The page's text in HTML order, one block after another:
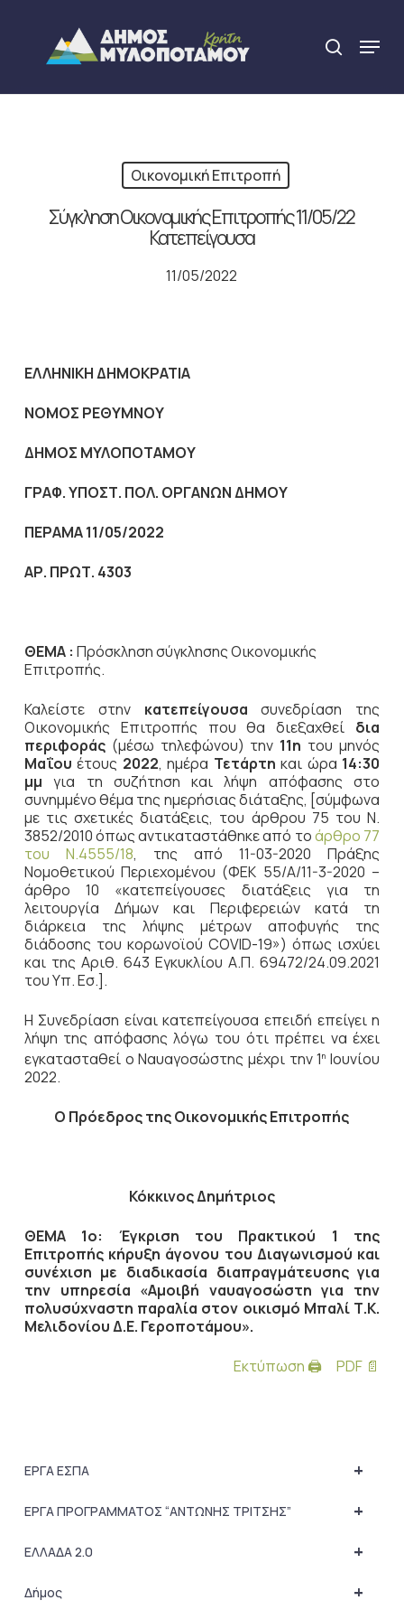
content
search
Menu
Οικονομική Επιτροπή
Σύγκληση Οικονομικής Επιτροπής 11/05/22
Κατεπείγουσα
11/05/2022
ΕΛΛΗΝΙΚΗ ΔΗΜΟΚΡΑΤΙΑ
NOMOΣ ΡΕΘΥΜΝΟΥ
ΔΗΜΟΣ ΜΥΛΟΠΟΤΑΜΟΥ
ΓΡΑΦ. ΥΠΟΣΤ. ΠΟΛ. ΟΡΓΑΝΩΝ ΔΗΜΟΥ
ΠΕΡΑΜΑ 11/05/2022
ΑΡ. ΠΡΩΤ. 4303
ΘΕΜΑ : Πρόσκληση σύγκλησης Οικονομικής
Επιτροπής.
Καλείστε στην κατεπείγουσα συνεδρίαση της
Οικονομικής Επιτροπής που θα διεξαχθεί δια
περιφοράς (μέσω τηλεφώνου) την 11η του μηνός
Μαΐου έτους 2022, ημέρα Τετάρτηκαι ώρα 14:30
μμγια τη συζήτηση και λήψη απόφασης στο
συνημμένο θέμα της ημερήσιας διάταξης, [σύμφωνα
με τις σχετικές διατάξεις, του άρθρου 75 του Ν.
3852/2010 όπως αντικαταστάθηκε από τοάρθρο 77
του Ν.4555/18, της από 11-03-2020 Πράξης
Νομοθετικού Περιεχομένου (ΦΕΚ 55/Α/11-3-2020 –
άρθρο 10 «κατεπείγουσες διατάξεις για τη
λειτουργία Δήμων και Περιφερειών κατά τη
διάρκεια της λήψης μέτρων αποφυγής της
διάδοσης του κορωνοϊού COVID-19») όπως ισχύει
και της Αριθ. 643 Εγκυκλίου Α.Π. 69472/24.09.2021
του Υπ. Εσ.].
Η Συνεδρίαση είναι κατεπείγουσα επειδή επείγει η
λήψη της απόφασης λόγω του ότι πρέπει να έχει
εγκατασταθεί ο Ναυαγοσώστης μέχρι την 1η Ιουνίου
2022.
Ο Πρόεδροςτης Οικονομικής Επιτροπής
Κόκκινος Δημήτριος
ΘΕΜΑ 1ο: Έγκριση του Πρακτικού 1 της
Επιτροπής κήρυξη άγονου του Διαγωνισμού και
συνέχιση με διαδικασία διαπραγμάτευσης για
την υπηρεσία «Αμοιβή ναυαγοσώστη για την
πολυσύχναστη παραλία στον οικισμό Μπαλί Τ.Κ.
Μελιδονίου Δ.Ε. Γεροποτάμου».
Εκτύπωση 🖨
PDF 📄
+
ΕΡΓΑ ΕΣΠΑ
+
ΕΡΓΑ ΠΡΟΓΡΑΜΜΑΤΟΣ “ΑΝΤΩΝΗΣ ΤΡΙΤΣΗΣ”
+
ΕΛΛΑΔΑ 2.0
+
Δήμος
Close